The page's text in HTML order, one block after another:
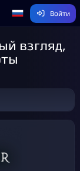
Войти
взгляд,